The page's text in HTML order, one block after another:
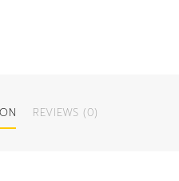
REVIEWS (0)